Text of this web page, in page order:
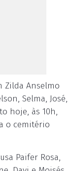
Zilda Anselmo
Selma, José,
hoje, às 10h,
o cemitério
Paifer Rosa,